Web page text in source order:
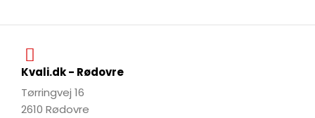
Kvali.dk - Rødovre
Tørringvej 16
2610 Rødovre